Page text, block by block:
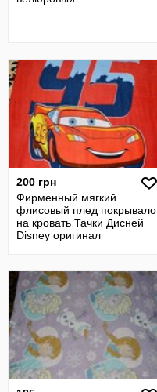
200 грн
Фирменный мягкий
флисовый плед покрывало
на кровать Тачки Дисней
Disney оригинал